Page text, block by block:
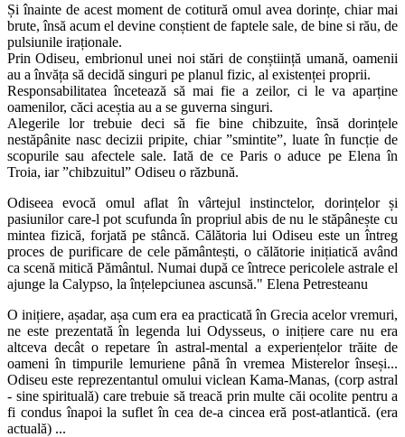
Și înainte de acest moment de cotitură omul avea dorințe, chiar mai
brute, însă acum el devine conștient de faptele sale, de bine si rău, de
pulsiunile iraționale.
Prin Odiseu, embrionul unei noi stări de conștiință umană, oamenii
au a învăța să decidă singuri pe planul fizic, al existenței proprii.
Responsabilitatea încetează să mai fie a zeilor, ci le va aparține
oamenilor, căci aceștia au a se guverna singuri.
Alegerile lor trebuie deci să fie bine chibzuite, însă dorințele
nestăpânite nasc decizii pripite, chiar ”smintite”, luate în funcție de
scopurile sau afectele sale. Iată de ce Paris o aduce pe Elena în
Troia, iar ”chibzuitul” Odiseu o răzbună.
Odiseea evocă omul aflat în vârtejul instinctelor, dorințelor și
pasiunilor care-l pot scufunda în propriul abis de nu le stăpânește cu
mintea fizică, forjată pe stâncă. Călătoria lui Odiseu este un întreg
proces de purificare de cele pământești, o călătorie inițiatică având
ca scenă mitică Pământul. Numai după ce întrece pericolele astrale el
ajunge la Calypso, la înțelepciunea ascunsă." Elena Petresteanu
O inițiere, așadar, așa cum era ea practicată în Grecia acelor vremuri,
ne este prezentată în legenda lui Odysseus, o inițiere care nu era
altceva decât o repetare în astral-mental a experiențelor trăite de
oameni în timpurile lemuriene până în vremea Misterelor înseși...
Odiseu este reprezentantul omului viclean Kama-Manas, (corp astral
- sine spirituală) care trebuie să treacă prin multe căi ocolite pentru a
fi condus înapoi la suflet în cea de-a cincea eră post-atlantică. (era
actuală) ...